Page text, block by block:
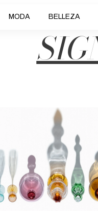
MODA BELLEZA